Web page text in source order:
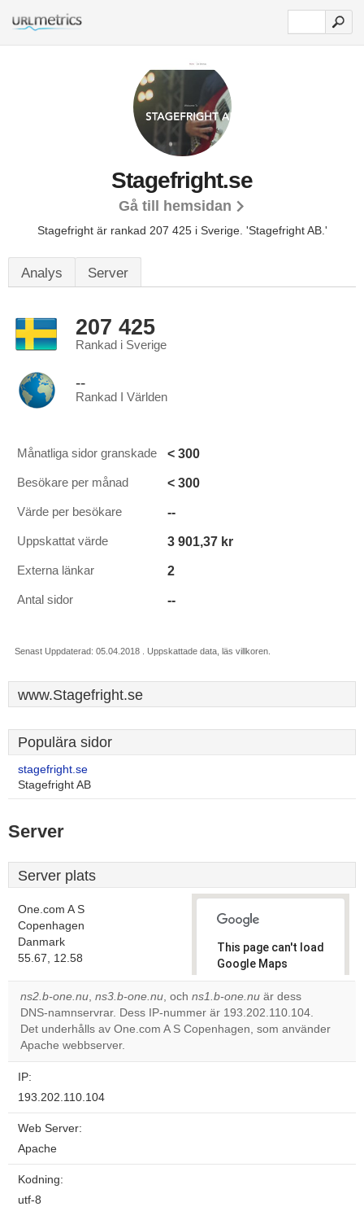
Stagefright.se
Gå till hemsidan
Stagefright är rankad 207 425 i Sverige. 'Stagefright AB.'
Analys Server
207 425
Rankad i Sverige
--
Rankad I Världen
Månatliga sidor granskade < 300
Besökare per månad < 300
Värde per besökare --
Uppskattat värde 3 901,37 kr
Externa länkar 2
Antal sidor --
Senast Uppdaterad: 05.04.2018 . Uppskattade data, läs villkoren.
www.Stagefright.se
Populära sidor
stagefright.se
Stagefright AB
Server
Server plats
One.com A S
Copenhagen
Danmark
55.67, 12.58
This page can't load
Google Maps
correctly.
Do you
own this
OK
ns2.b-one.nu, ns3.b-one.nu, och ns1.b-one.nu är dess
DNS-namnservrar. Dess IP-nummer är 193.202.110.104.
Det underhålls av One.com A S Copenhagen, som använder
Apache webbserver.
IP:
193.202.110.104
Web Server:
Apache
Kodning:
utf-8